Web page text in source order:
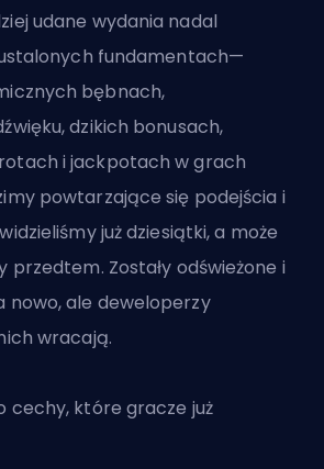
udane wydania nadal
fundamentach—
bębnach,
dzikich bonusach,
i jackpotach w grach
powtarzające się podejścia i
już dziesiątki, a może
przedtem. Zostały odświeżone i
nowo, ale deweloperzy
wracają.
cechy, które gracze już